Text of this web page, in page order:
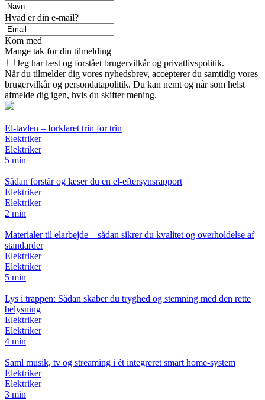
Hvad er din e-mail?
Kom med
Mange tak for din tilmelding
Jeg har læst og forstået brugervilkår og privatlivspolitik.
Når du tilmelder dig vores nyhedsbrev, accepterer du samtidig vores
brugervilkår og persondatapolitik. Du kan nemt og når som helst
afmelde dig igen, hvis du skifter mening.
El-tavlen – forklaret trin for trin
Elektriker
Elektriker
5 min
Sådan forstår og læser du en el-eftersynsrapport
Elektriker
Elektriker
2 min
Materialer til elarbejde – sådan sikrer du kvalitet og overholdelse af
standarder
Elektriker
Elektriker
5 min
Lys i trappen: Sådan skaber du tryghed og stemning med den rette
belysning
Elektriker
Elektriker
4 min
Saml musik, tv og streaming i ét integreret smart home-system
Elektriker
Elektriker
3 min